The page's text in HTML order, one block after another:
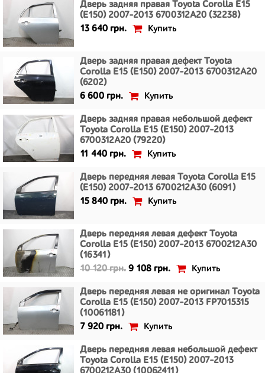
Дверь задняя правая Toyota Corolla E15
(E150) 2007-2013 6700312A20 (32238)
13 640 грн.
Купить
Дверь задняя правая дефект Toyota
Corolla E15 (E150) 2007-2013 6700312A20
(6202)
6 600 грн.
Купить
Дверь задняя правая небольшой дефект
Toyota Corolla E15 (E150) 2007-2013
6700312A20 (79220)
11 440 грн.
Купить
Дверь передняя левая Toyota Corolla E15
(E150) 2007-2013 6700212A30 (6091)
15 840 грн.
Купить
Дверь передняя левая дефект Toyota
Corolla E15 (E150) 2007-2013 6700212A30
(16341)
10 120 грн. 9 108 грн. Купить
Дверь передняя левая не оригинал Toyota
Corolla E15 (E150) 2007-2013 FP7015315
(10061181)
7 920 грн.
Купить
Дверь передняя левая небольшой дефект
Toyota Corolla E15 (E150) 2007-2013